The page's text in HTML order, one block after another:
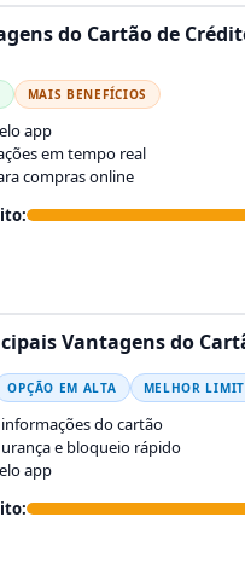
do Cartão de
MAIS BENEFÍCIOS
app
em tempo real
compras online
Vantagens do
OPÇÃO EM ALTA MELHOR
do cartão
e bloqueio rápido
app